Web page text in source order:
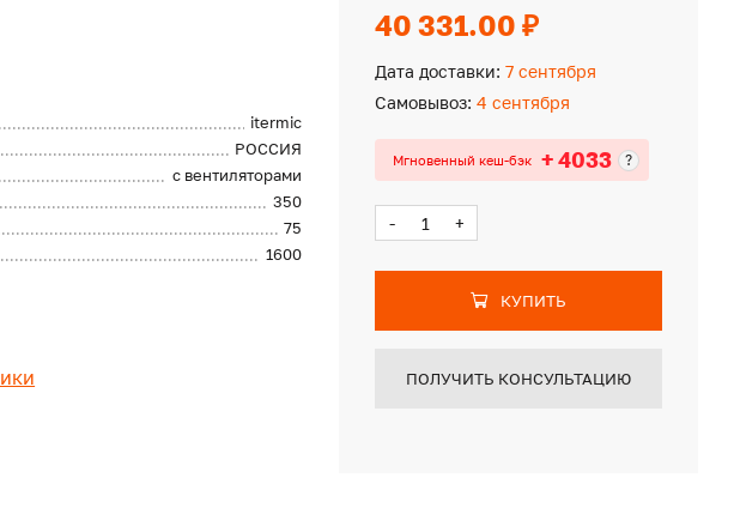
itermic
РОССИЯ
с вентиляторами
350
75
1600
40 331.00 ₽
Дата доставки: 7 сентября
Самовывоз: 4 сентября
Мгновенный кеш-бэк + 4033 ?
- +
КУПИТЬ
ПОЛУЧИТЬ КОНСУЛЬТАЦИЮ